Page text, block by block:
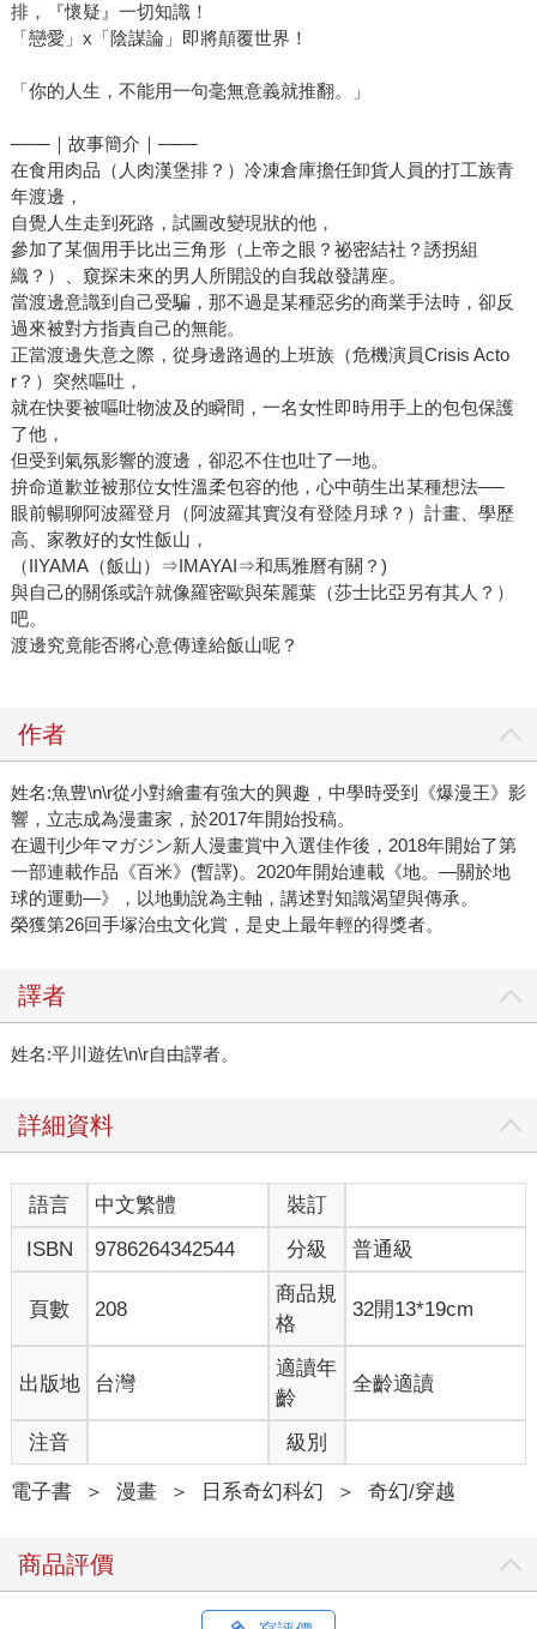
排，『懷疑』一切知識！
「戀愛」x「陰謀論」即將顛覆世界！
「你的人生，不能用一句毫無意義就推翻。」
───｜故事簡介｜───
在食用肉品（人肉漢堡排？）冷凍倉庫擔任卸貨人員的打工族青
年渡邊，
自覺人生走到死路，試圖改變現狀的他，
參加了某個用手比出三角形（上帝之眼？祕密結社？誘拐組
織？）、窺探未來的男人所開設的自我啟發講座。
當渡邊意識到自己受騙，那不過是某種惡劣的商業手法時，卻反
過來被對方指責自己的無能。
正當渡邊失意之際，從身邊路過的上班族（危機演員Crisis Acto
r？）突然嘔吐，
就在快要被嘔吐物波及的瞬間，一名女性即時用手上的包包保護
了他，
但受到氣氛影響的渡邊，卻忍不住也吐了一地。
拚命道歉並被那位女性溫柔包容的他，心中萌生出某種想法──
眼前暢聊阿波羅登月（阿波羅其實沒有登陸月球？）計畫、學歷
高、家教好的女性飯山，
（IIYAMA（飯山）⇒IMAYAI⇒和馬雅曆有關？)
與自己的關係或許就像羅密歐與茱麗葉（莎士比亞另有其人？）
吧。
渡邊究竟能否將心意傳達給飯山呢？
作者
姓名:魚豊\n\r從小對繪畫有強大的興趣，中學時受到《爆漫王》影
響，立志成為漫畫家，於2017年開始投稿。
在週刊少年マガジン新人漫畫賞中入選佳作後，2018年開始了第
一部連載作品《百米》(暫譯)。2020年開始連載《地。—關於地
球的運動—》，以地動說為主軸，講述對知識渴望與傳承。
榮獲第26回手塚治虫文化賞，是史上最年輕的得獎者。
譯者
姓名:平川遊佐\n\r自由譯者。
詳細資料
語言 中文繁體
裝訂
ISBN
9786264342544 分級 普通級
頁數 208
商品規
格
32開13*19cm
出版地 台灣
適讀年
齡
全齡適讀
注音 級別
電子書 ＞ 漫畫 ＞ 日系奇幻科幻 ＞ 奇幻/穿越
商品評價